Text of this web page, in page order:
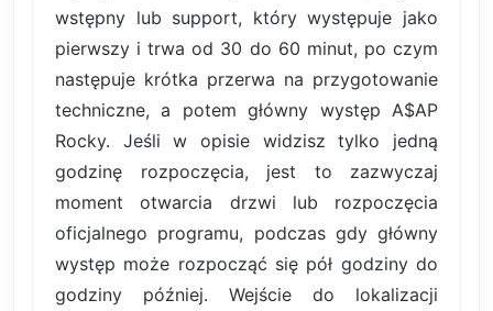
wstępny lub support, który występuje jako
pierwszy i trwa od 30 do 60 minut, po czym
następuje krótka przerwa na przygotowanie
techniczne, a potem główny występ A$AP
Rocky. Jeśli w opisie widzisz tylko jedną
godzinę rozpoczęcia, jest to zazwyczaj
moment otwarcia drzwi lub rozpoczęcia
oficjalnego programu, podczas gdy główny
występ może rozpocząć się pół godziny do
godziny później. Wejście do lokalizacji